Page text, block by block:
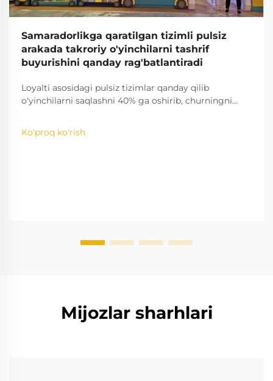
Samaradorlikga qaratilgan tizimli pulsiz
arakada takroriy o'yinchilarni tashrif
buyurishini qanday rag'batlantiradi
Loyalti asosidagi pulsiz tizimlar qanday qilib
o'yinchilarni saqlashni 40% ga oshirib, churningni
o'yinlashtirish strategiyalari haqida batafsil ma'lumot
oling — endi to'liq tahlilni ko'ring.
Ko'proq ko'rish
Mijozlar sharhlari